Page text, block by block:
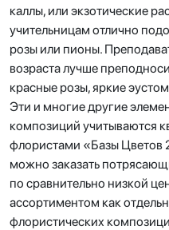
каллы, или экзотические
учительницам отлично
розы или пионы.
возраста лучше
красные розы, яркие
Эти и многие другие
композиций учитываются
флористами «Базы Цветов
можно заказать
по сравнительно низкой
ассортиментом как
флористических